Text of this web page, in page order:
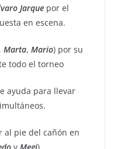
Jarque por el
en escena.
, Marta, Mario) por su
todo el torneo
ayuda para llevar
pie del cañón en